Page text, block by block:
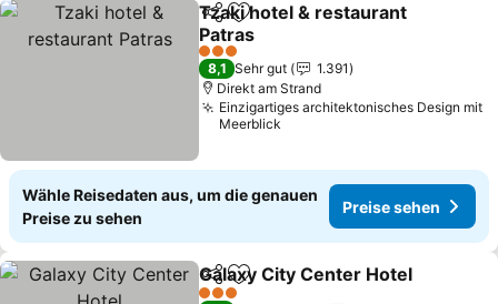
TeilenZu Favoriten hinzufügen
Tzaki hotel & restaurant
Patras
Preise sehen
3 Sterne
8,1 Sehr gut
1.391
Direkt am Strand
Einzigartiges architektonisches Design mit
Meerblick
Wähle Reisedaten aus, um die genauen
Preise zu sehen
Preise sehen
TeilenZu Favoriten hinzufügen
Galaxy City Center Hotel
3 Sterne